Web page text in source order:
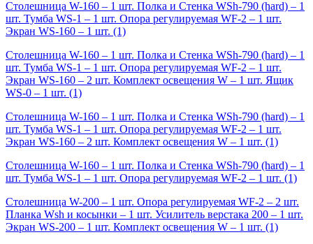
Столешница W-160 – 1 шт. Полка и Стенка WSh-790 (hard) – 1
шт. Тумба WS-1 – 1 шт. Опора регулируемая WF-2 – 1 шт.
Экран WS-160 – 1 шт. (1)
Столешница W-160 – 1 шт. Полка и Стенка WSh-790 (hard) – 1
шт. Тумба WS-1 – 1 шт. Опора регулируемая WF-2 – 1 шт.
Экран WS-160 – 2 шт. Комплект освещения W – 1 шт. Ящик
WS-0 – 1 шт. (1)
Столешница W-160 – 1 шт. Полка и Стенка WSh-790 (hard) – 1
шт. Тумба WS-1 – 1 шт. Опора регулируемая WF-2 – 1 шт.
Экран WS-160 – 2 шт. Комплект освещения W – 1 шт. (1)
Столешница W-160 – 1 шт. Полка и Стенка WSh-790 (hard) – 1
шт. Тумба WS-1 – 1 шт. Опора регулируемая WF-2 – 1 шт. (1)
Столешница W-200 – 1 шт. Опора регулируемая WF-2 – 2 шт.
Планка Wsh и косынки – 1 шт. Усилитель верстака 200 – 1 шт.
Экран WS-200 – 1 шт. Комплект освещения W – 1 шт. (1)